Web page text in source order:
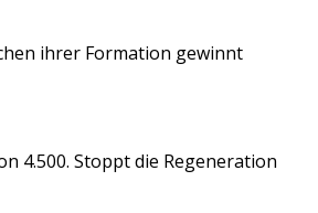
ihrer Formation gewinnt
4.500. Stoppt die Regeneration